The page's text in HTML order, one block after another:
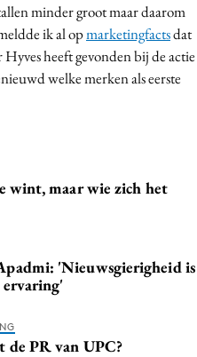
minder groot maar daarom
ik al opmarketingfactsdat
heeft gevonden bij de actie
welke merken als eerste
wint, maar wie zich het
'Nieuwsgierigheid is
de PR van UPC?